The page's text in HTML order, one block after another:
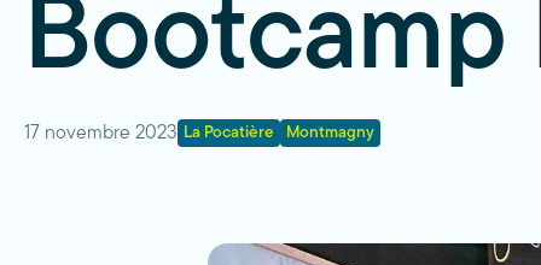
Bootcamp
17 novembre 2023 La Pocatière Montmagny